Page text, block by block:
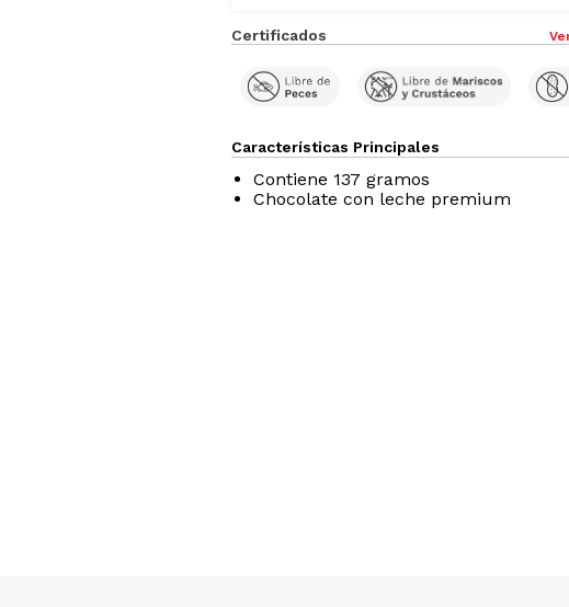
Certificados
Características Principales
Contiene 137 gramos
Chocolate con leche premium